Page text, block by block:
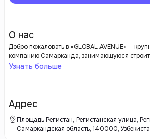
О нас
Добро пожаловать в «GLOBAL AVENUE» —
компанию Самарканда, занимающуюся
мечты. Откройте для себя широкий выбор
архитекторов и инженеров усердно работает
высококачественными квартирами и
отражая вершину дизайна и
Применяя методы устойчивого
Узнать больше
Адрес
Площадь Регистан, Регистанская улица,
Самаркандская область, 140000,